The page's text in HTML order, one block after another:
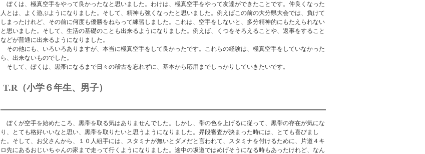
ぼくは、極真空手をやって良かったなと思いました。わけは、極真空手をやって友達ができたことです。仲良くなった
人とは、よく遊ぶようになりました。そして、精神も強くなったと思いました。例えばこの前の大分県大会では、負けて
しまったけれど、その前に何度も優勝をねらって練習しました。これは、空手をしないと、多分精神的にもたえられない
と思いました。そして、生活の基礎のことも出来るようになりました。例えば、くつをそろえることや、返事をすること
などが普通に出来るようになりました。
その他にも、いろいろありますが、本当に極真空手をして良かったです。これらの経験は、極真空手をしていなかった
ら、出来ないものでした。
そして、ぼくは、黒帯になるまで日々の稽古を忘れずに、基本から応用までしっかりしていきたいです。
T.R（小学６年生、男子）
ぼくが空手を始めたころ、黒帯を取る気はありませんでした。しかし、帯の色を上げるに従って、黒帯の存在が気にな
り、とても格好いいなと思い、黒帯を取りたいと思うようになりました。昇段審査が決まった時には、とても喜びまし
た。そして、お父さんから、１０人組手には、スタミナが無いとダメだと言われて、スタミナを付けるために、片道４キ
ロ先にあるおじいちゃんの家まで走って行くようになりました。途中の坂道ではめげそうになる時もあったけれど、なん